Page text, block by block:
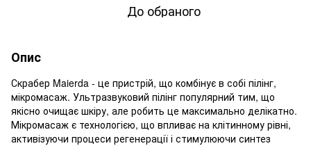
До обраного
Опис
Скрабер Maierda - це пристрій, що комбінує в собі пілінг,
мікромасаж. Ультразвуковий пілінг популярний тим, що
якісно очищає шкіру, але робить це максимально делікатно.
Мікромасаж є технологією, що впливає на клітинному рівні,
активізуючи процеси регенерації і стимулюючи синтез